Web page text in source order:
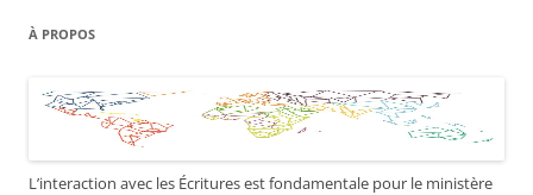
À PROPOS
L’interaction avec les Écritures est fondamentale pour le ministère